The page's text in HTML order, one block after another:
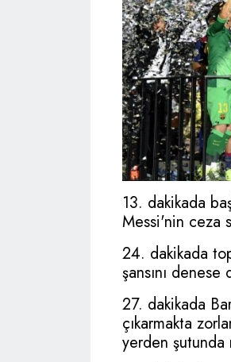
13. dakikada
Messi'nin ceza
24. dakikada
şansını
27. dakikada
çıkarmakta
yerden şutunda